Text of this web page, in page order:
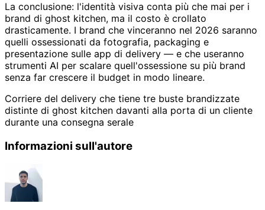
La conclusione: l'identità visiva conta più che mai per i
brand di ghost kitchen, ma il costo è crollato
drasticamente. I brand che vinceranno nel 2026 saranno
quelli ossessionati da fotografia, packaging e
presentazione sulle app di delivery — e che useranno
strumenti AI per scalare quell'ossessione su più brand
senza far crescere il budget in modo lineare.
Corriere del delivery che tiene tre buste brandizzate
distinte di ghost kitchen davanti alla porta di un cliente
durante una consegna serale
Informazioni sull'autore